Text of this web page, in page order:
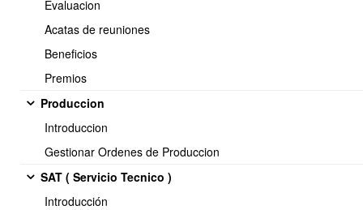
Evaluacion
Acatas de reuniones
Beneficios
Premios
Produccion
Introduccion
Gestionar Ordenes de Produccion
SAT ( Servicio Tecnico )
Introducción
Selecciona el archivo guardado y súbelo a la plataforma.